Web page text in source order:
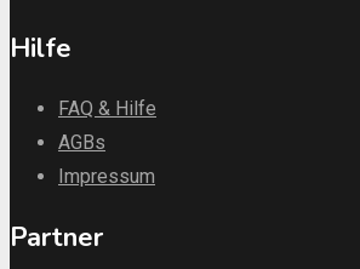
Hilfe
FAQ & Hilfe
AGBs
Impressum
Partner